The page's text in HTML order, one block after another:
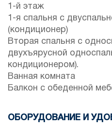
1-й этаж
1-я спальня с
(кондиционер)
Вторая спальня с
двухъярусной
кондиционером).
Ванная комната
Балкон с обеденной
ОБОРУДОВАНИЕ И